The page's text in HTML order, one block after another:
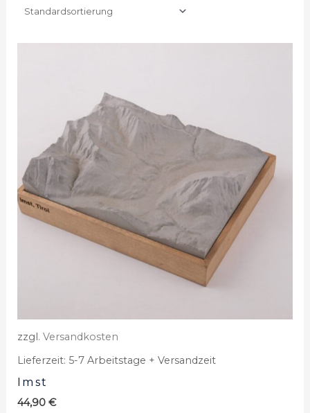
zzgl. Versandkosten
Lieferzeit: 5-7 Arbeitstage + Versandzeit
Imst
44,90 €